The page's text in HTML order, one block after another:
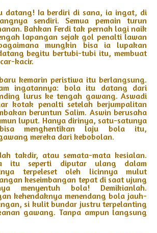
datang! Ia berdiri di sana, ia ingat, di
sendiri. Semua pemain turun
Bahkan Ferdi tak pernah lagi naik
lapangan sejak gol penalti lawan
mungkin bisa ia lupakan
begitu bertubi-tubi itu, membuat
kacir.
kemarin peristiwa itu berlangsung.
ingatannya: bola itu datang dari
lurus ke tengah gawang. Aswadi
kotak penalti setelah berjumpalitan
beruntun Salim. Aswin berusaha
luput. Hanya dirinya, satu-satunya
menghentikan laju bola itu,
mereka dari kebobolan.
takdir, atau semata-mata kesialan.
itu seperti diputar ulang dalam
terpeleset oleh licinnya mulut
keseimbangan tepat di saat ujung
menyentuh bola! Demikianlah.
kehendaknya menendang bola jauh-
si kulit bundar justru terpelanting
gawang. Tanpa ampun langsung